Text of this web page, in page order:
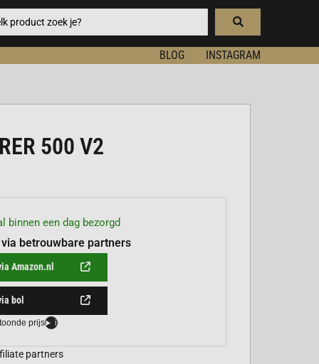
BLOG INSTAGRAM
500 V2
binnen een dag bezorgd
betrouwbare partners
Amazon.nl
bol
prijs i
partners